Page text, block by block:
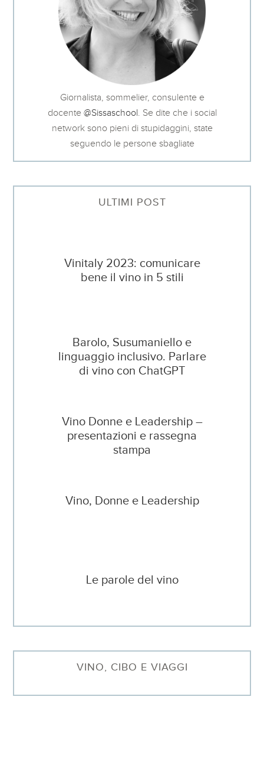
Giornalista, sommelier, consulente e
docente @Sissaschool. Se dite che i social
network sono pieni di stupidaggini, state
seguendo le persone sbagliate
ULTIMI POST
Vinitaly 2023: comunicare
bene il vino in 5 stili
Barolo, Susumaniello e
linguaggio inclusivo. Parlare
di vino con ChatGPT
Vino Donne e Leadership –
presentazioni e rassegna
stampa
Vino, Donne e Leadership
Le parole del vino
VINO, CIBO E VIAGGI